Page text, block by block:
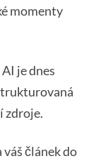
momenty
je dnes
zdroje.
článek do